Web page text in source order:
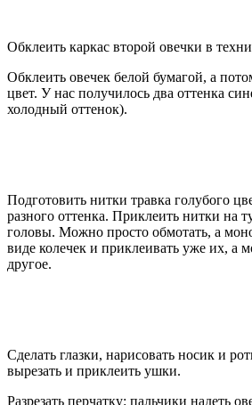
Обклеить каркас второй овечки в
Обклеить овечек белой бумагой, а
цвет. У нас получилось два оттенка
холодный оттенок).
Подготовить нитки травка голубого
разного оттенка. Приклеить нитки на
головы. Можно просто обмотать, а
виде колечек и приклеивать уже их, а
другое.
Сделать глазки, нарисовать носик и
вырезать и приклеить ушки.
Разрезать перчатку: пальчики надеть